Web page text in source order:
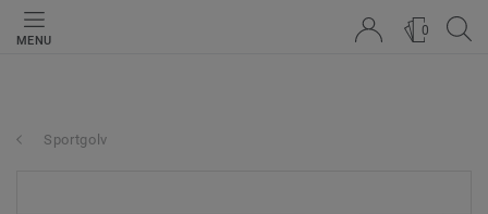
MENU
0
Sportgolv